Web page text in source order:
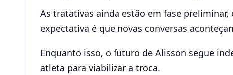
As tratativas ainda estão em fase
expectativa é que novas conversas
Enquanto isso, o futuro de Alisson segue
atleta para viabilizar a troca.